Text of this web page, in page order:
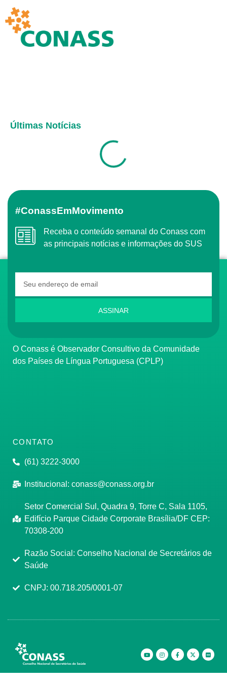
Últimas Notícias
#ConassEmMovimento
Receba o conteúdo semanal do Conass com
as principais notícias e informações do SUS
ASSINAR
O Conass é Observador Consultivo da Comunidade
dos Países de Língua Portuguesa (CPLP)
CONTATO
(61) 3222-3000
Institucional: conass@conass.org.br
Setor Comercial Sul, Quadra 9, Torre C, Sala 1105,
Edifício Parque Cidade Corporate Brasília/DF CEP:
70308-200
Razão Social: Conselho Nacional de Secretários de
Saúde
CNPJ: 00.718.205/0001-07